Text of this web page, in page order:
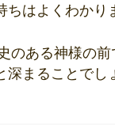
ちはよくわかり
のある神様の前
まることでし